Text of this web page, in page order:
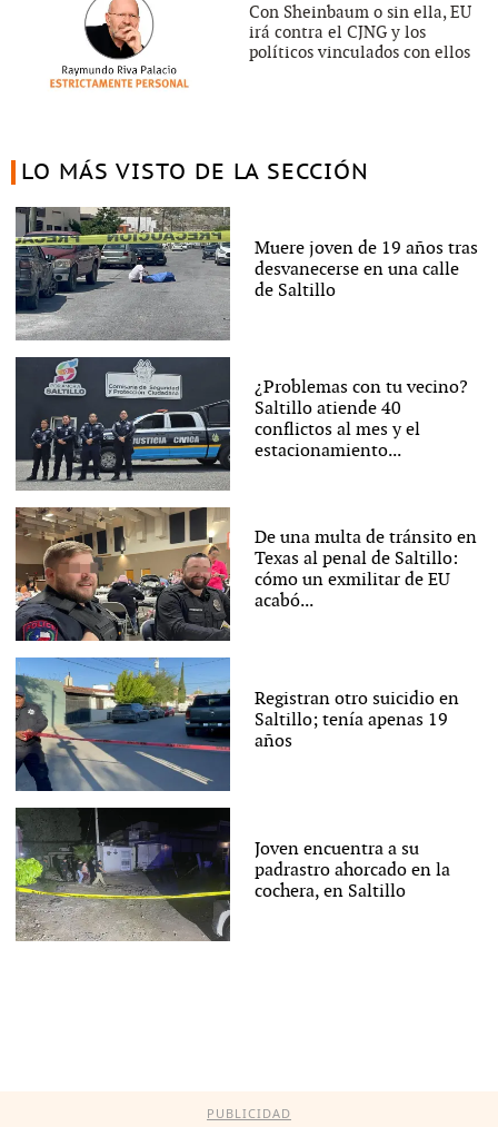
Con Sheinbaum o sin ella, EU
irá contra el CJNG y los
políticos vinculados con ellos
LO MÁS VISTO DE LA SECCIÓN
Muere joven de 19 años tras
desvanecerse en una calle
de Saltillo
¿Problemas con tu vecino?
Saltillo atiende 40
conflictos al mes y el
estacionamiento...
De una multa de tránsito en
Texas al penal de Saltillo:
cómo un exmilitar de EU
acabó...
Registran otro suicidio en
Saltillo; tenía apenas 19
años
Joven encuentra a su
padrastro ahorcado en la
cochera, en Saltillo
PUBLICIDAD